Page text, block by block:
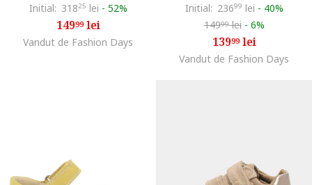
Initial: 31825 lei - 52%
14999lei
Vandut de Fashion Days
Initial: 23699 lei - 40%
14999lei - 6%
13999lei
Vandut de Fashion Days